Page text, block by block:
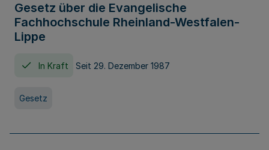
Gesetz über die Evangelische
Fachhochschule Rheinland-Westfalen-
Lippe
In Kraft Seit 29. Dezember 1987
Gesetz